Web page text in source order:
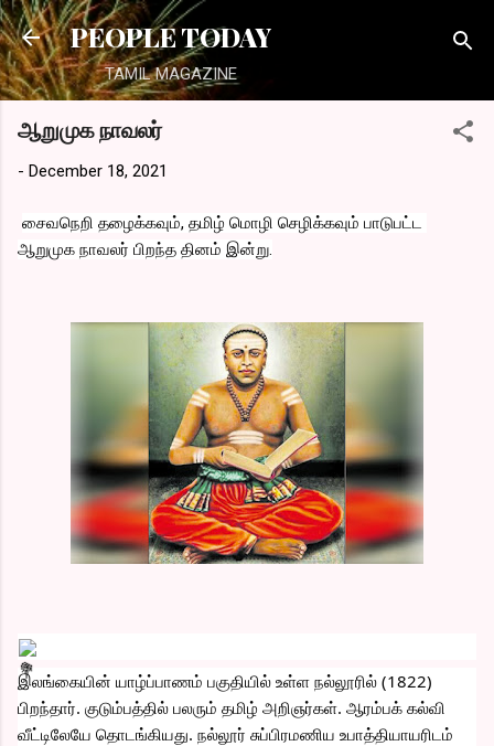
Skip to main content
PEOPLE TODAY
TAMIL MAGAZINE
ஆறுமுக நாவலர்
- December 18, 2021
சைவநெறி தழைக்கவும், தமிழ் மொழி செழிக்கவும் பாடுபட்ட
ஆறுமுக நாவலர் பிறந்த தினம் இன்று.
இலங்கையின் யாழ்ப்பாணம் பகுதியில் உள்ள நல்லூரில் (1822)
பிறந்தார். குடும்பத்தில் பலரும் தமிழ் அறிஞர்கள். ஆரம்பக் கல்வி
வீட்டிலேயே தொடங்கியது. நல்லூர் சுப்பிரமணிய உபாத்தியாயரிடம்